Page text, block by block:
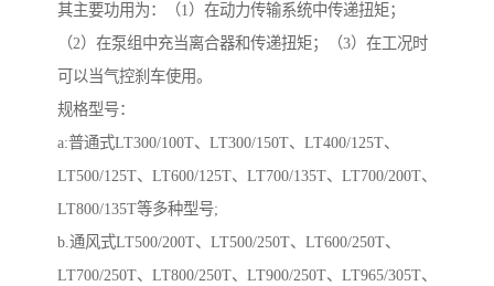
其主要功用为：（1）在动力传输系统中传递扭矩；
（2）在泵组中充当离合器和传递扭矩；（3）在工况时
可以当气控刹车使用。
规格型号：
a:普通式LT300/100T、LT300/150T、LT400/125T、
LT500/125T、LT600/125T、LT700/135T、LT700/200T、
LT800/135T等多种型号;
b.通风式LT500/200T、LT500/250T、LT600/250T、
LT700/250T、LT800/250T、LT900/250T、LT965/305T、